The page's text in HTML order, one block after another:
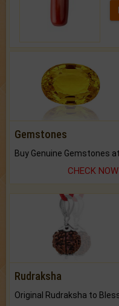
Gemstones
CHECK NOW
Rudraksha